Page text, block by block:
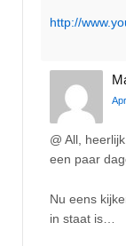
http://
@ All,
een paar
Nu eens
in staat is…